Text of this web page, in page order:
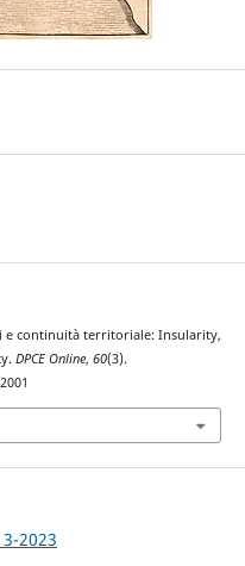
e continuità territoriale: Insularity,
DPCE Online, 60(3).
2023